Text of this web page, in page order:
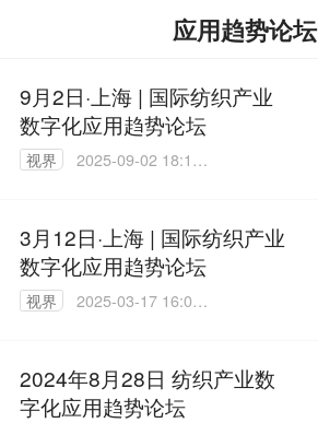
应用趋势论坛
9月2日·上海 | 国际纺织产业
数字化应用趋势论坛
视界
2025-09-02 18:13:
3月12日·上海 | 国际纺织产业
数字化应用趋势论坛
视界
2025-03-17 16:01:
2024年8月28日 纺织产业数
字化应用趋势论坛